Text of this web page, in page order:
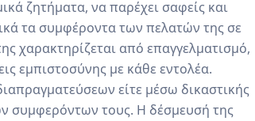
ζητήματα, να παρέχει σαφείς και
τα συμφέροντα των πελατών της σε
χαρακτηρίζεται από επαγγελματισμό,
εμπιστοσύνης με κάθε εντολέα.
είτε μέσω δικαστικής
συμφερόντων τους. Η δέσμευσή της